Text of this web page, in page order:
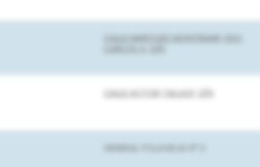
CALLE MARQUEZ MONTEMAR, ESQ.
CALLE ACTOR TALLAVI, S/N
GENERAL POLAVIEJA Nº 2